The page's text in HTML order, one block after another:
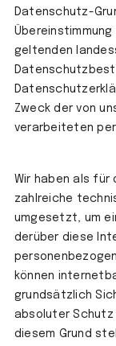
Datenschutz-
geltenden
Zweck der von
verarbeiteten
Wir haben als für
zahlreiche
umgesetzt, um
derüber diese
können
grundsätzlich
absoluter Schutz
diesem Grund